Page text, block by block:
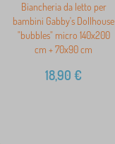
Biancheria da letto per
bambini Gabby's Dollhouse
"bubbles" micro 140x200
cm + 70x90 cm
18,90 €